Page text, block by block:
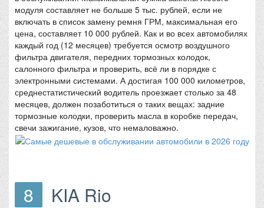
модуля составляет не больше 5 тыс. рублей, если не
включать в список замену ремня ГРМ, максимальная его
цена, составляет 10 000 рублей. Как и во всех автомобилях
каждый год (12 месяцев) требуется осмотр воздушного
фильтра двигателя, передних тормозных колодок,
салонного фильтра и проверить, всё ли в порядке с
электронными системами. А достигая 100 000 километров,
среднестатистический водитель проезжает столько за 48
месяцев, должен позаботиться о таких вещах: задние
тормозные колодки, проверить масла в коробке передач,
свечи зажигание, кузов, что немаловажно.
8 KIA Rio